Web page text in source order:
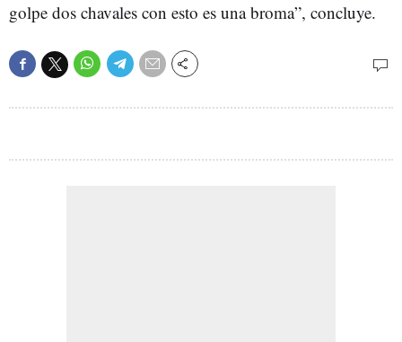
golpe dos chavales con esto es una broma”, concluye.